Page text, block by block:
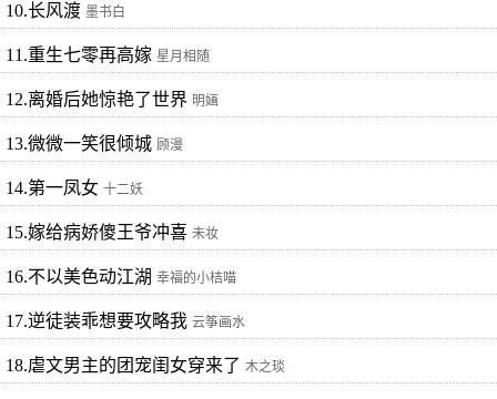
10.长风渡 墨书白
11.重生七零再高嫁 星月相随
12.离婚后她惊艳了世界 明婳
13.微微一笑很倾城 顾漫
14.第一凤女 十二妖
15.嫁给病娇傻王爷冲喜 未妆
16.不以美色动江湖 幸福的小桔喵
17.逆徒装乖想要攻略我 云筝画水
18.虐文男主的团宠闺女穿来了 木之琰